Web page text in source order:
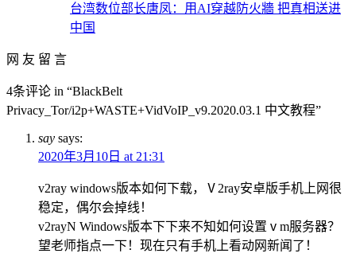
台湾数位部长唐凤：用AI穿越防火牆 把真相送进
中国
网 友 留 言
4条评论 in “BlackBelt
Privacy_Tor/i2p+WASTE+VidVoIP_v9.2020.03.1 中文教程”
say says:
2020年3月10日 at 21:31
v2ray windows版本如何下载，Ⅴ2ray安卓版手机上网很
稳定，偶尔会掉线！
v2rayN Windows版本下下来不知如何设置ⅴm服务器？
望老师指点一下！现在只有手机上看动网新闻了！